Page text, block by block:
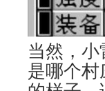
当然，
是哪个